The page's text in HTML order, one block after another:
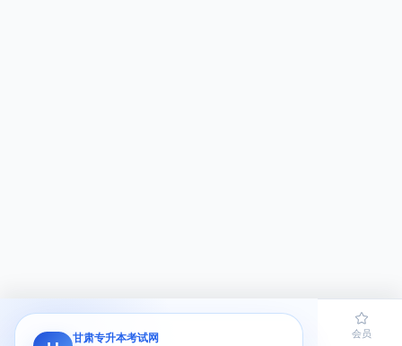
甘肃专升本考试网
首页 题库 会员